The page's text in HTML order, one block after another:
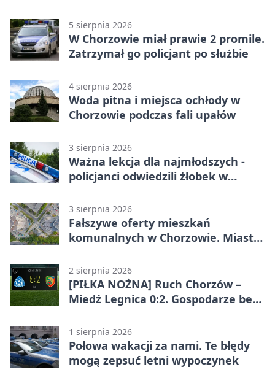
5 sierpnia 2026
W Chorzowie miał prawie 2 promile.
Zatrzymał go policjant po służbie
4 sierpnia 2026
Woda pitna i miejsca ochłody w
Chorzowie podczas fali upałów
3 sierpnia 2026
Ważna lekcja dla najmłodszych -
policjanci odwiedzili żłobek w
3 sierpnia 2026
Fałszywe oferty mieszkań
komunalnych w Chorzowie. Miasto
2 sierpnia 2026
[PIŁKA NOŻNA] Ruch Chorzów –
Miedź Legnica 0:2. Gospodarze bez
1 sierpnia 2026
Połowa wakacji za nami. Te błędy
mogą zepsuć letni wypoczynek